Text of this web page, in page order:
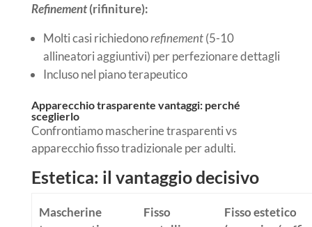
Refinement(rifiniture):
Molti casi richiedonorefinement(5-10
allineatori aggiuntivi) per perfezionare dettagli
Incluso nel piano terapeutico
Apparecchio trasparente vantaggi: perché
sceglierlo
Confrontiamo mascherine trasparenti vs
apparecchio fisso tradizionale per adulti.
Estetica: il vantaggio decisivo
Mascherine
Fisso
Fisso estetico